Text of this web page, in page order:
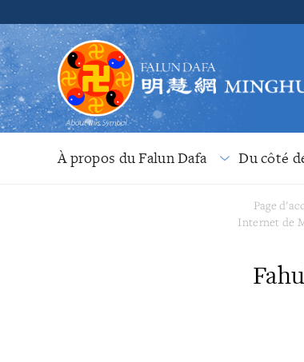
À propos du Falun Dafa Du côté
Page
Internet de